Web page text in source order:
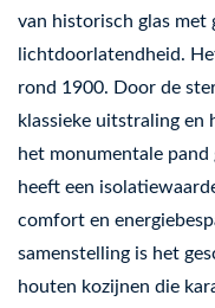
van historisch glas met
lichtdoorlatendheid.
rond 1900. Door de
klassieke uitstraling en
het monumentale
heeft een
comfort en
samenstelling is het
houten kozijnen die